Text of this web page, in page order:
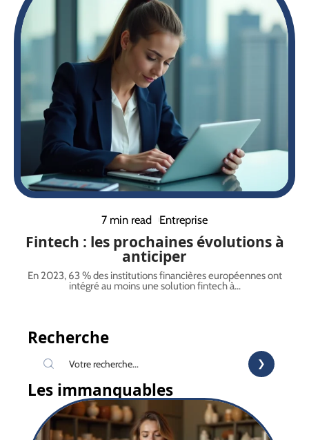
7 min read Entreprise
Fintech : les prochaines évolutions à
anticiper
En 2023, 63 % des institutions financières européennes ont
intégré au moins une solution fintech à…
Recherche
Les immanquables